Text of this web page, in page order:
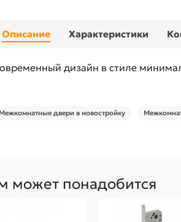
Описание Характеристики
дизайн в стиле
Межкомнатные двери в новостройку
может понадобится